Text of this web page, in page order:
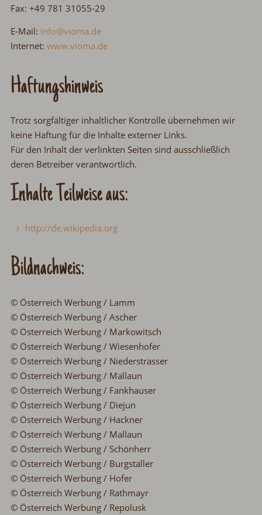
Fax: +49 781 31055-29
E-Mail: info@vioma.de
Internet:www.vioma.de
Haftungshinweis
Trotz sorgfältiger inhaltlicher Kontrolle übernehmen wir
keine Haftung für die Inhalte externer Links.
Für den Inhalt der verlinkten Seiten sind ausschließlich
deren Betreiber verantwortlich.
Inhalte Teilweise aus:
http://de.wikipedia.org
Bildnachweis:
© Österreich Werbung / Lamm
© Österreich Werbung / Ascher
© Österreich Werbung / Markowitsch
© Österreich Werbung / Wiesenhofer
© Österreich Werbung / Niederstrasser
© Österreich Werbung / Mallaun
© Österreich Werbung / Fankhauser
© Österreich Werbung / Diejun
© Österreich Werbung / Hackner
© Österreich Werbung / Mallaun
© Österreich Werbung / Schönherr
© Österreich Werbung / Burgstaller
© Österreich Werbung / Hofer
© Österreich Werbung / Rathmayr
© Österreich Werbung / Repolusk